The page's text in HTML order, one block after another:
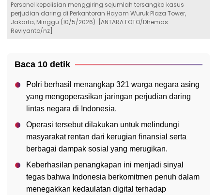
Personel kepolisian menggiring sejumlah tersangka kasus
perjudian daring di Perkantoran Hayam Wuruk Plaza Tower,
Jakarta, Minggu (10/5/2026). [ANTARA FOTO/Dhemas
Reviyanto/nz]
Baca 10 detik
Polri berhasil menangkap 321 warga negara asing
yang mengoperasikan jaringan perjudian daring
lintas negara di Indonesia.
Operasi tersebut dilakukan untuk melindungi
masyarakat rentan dari kerugian finansial serta
berbagai dampak sosial yang merugikan.
Keberhasilan penangkapan ini menjadi sinyal
tegas bahwa Indonesia berkomitmen penuh dalam
menegakkan kedaulatan digital terhadap